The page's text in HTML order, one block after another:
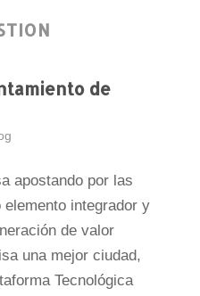
de
apostando por las
integrador y
de valor
una mejor ciudad,
Tecnológica